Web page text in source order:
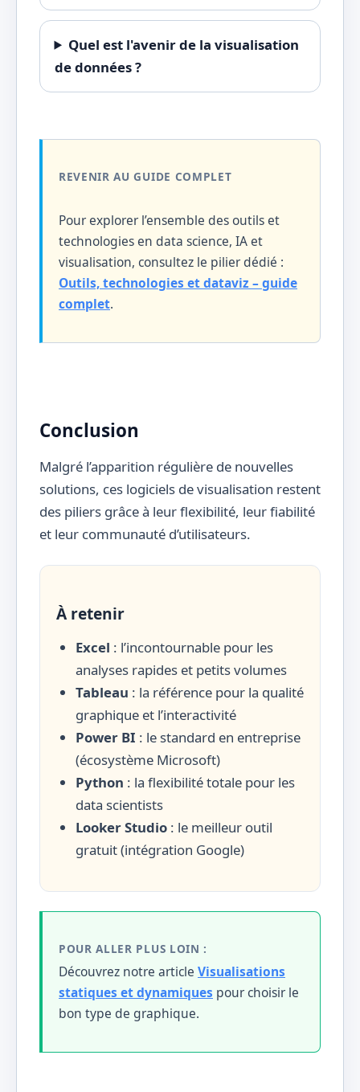
Quel est l'avenir de la visualisation
de données ?
REVENIR AU GUIDE COMPLET
Pour explorer l’ensemble des outils et
technologies en data science, IA et
visualisation, consultez le pilier dédié :
Outils, technologies et dataviz – guide
complet.
Conclusion
Malgré l’apparition régulière de nouvelles
solutions, ces logiciels de visualisation restent
des piliers grâce à leur flexibilité, leur fiabilité
et leur communauté d’utilisateurs.
À retenir
Excel : l’incontournable pour les
analyses rapides et petits volumes
Tableau : la référence pour la qualité
graphique et l’interactivité
Power BI : le standard en entreprise
(écosystème Microsoft)
Python : la flexibilité totale pour les
data scientists
Looker Studio : le meilleur outil
gratuit (intégration Google)
POUR ALLER PLUS LOIN :
Découvrez notre article Visualisations
statiques et dynamiques pour choisir le
bon type de graphique.